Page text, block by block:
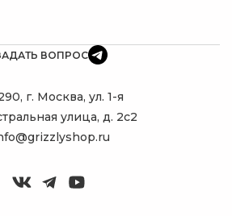
ВОПРОС
г. Москва, ул. 1-я
улица, д. 2с2